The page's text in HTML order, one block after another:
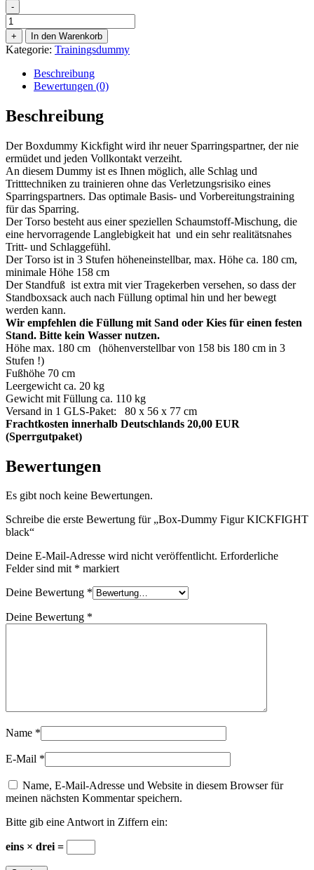
-
Box-
Dummy
Figur
KICKFIGHT
black
Menge
+ In den Warenkorb
Kategorie: Trainingsdummy
Beschreibung
Bewertungen (0)
Beschreibung
Der Boxdummy Kickfight wird ihr neuer Sparringspartner, der nie
ermüdet und jeden Vollkontakt verzeiht.
An diesem Dummy ist es Ihnen möglich, alle Schlag und
Tritttechniken zu trainieren ohne das Verletzungsrisiko eines
Sparringspartners. Das optimale Basis- und Vorbereitungstraining
für das Sparring.
Der Torso besteht aus einer speziellen Schaumstoff-Mischung, die
eine hervorragende Langlebigkeit hat und ein sehr realitätsnahes
Tritt- und Schlaggefühl.
Der Torso ist in 3 Stufen höheneinstellbar, max. Höhe ca. 180 cm,
minimale Höhe 158 cm
Der Standfuß ist extra mit vier Tragekerben versehen, so dass der
Standboxsack auch nach Füllung optimal hin und her bewegt
werden kann.
Wir empfehlen die Füllung mit Sand oder Kies für einen festen
Stand. Bitte kein Wasser nutzen.
Höhe max. 180 cm (höhenverstellbar von 158 bis 180 cm in 3
Stufen !)
Fußhöhe 70 cm
Leergewicht ca. 20 kg
Gewicht mit Füllung ca. 110 kg
Versand in 1 GLS-Paket: 80 x 56 x 77 cm
Frachtkosten innerhalb Deutschlands 20,00 EUR
(Sperrgutpaket)
Bewertungen
Es gibt noch keine Bewertungen.
Schreibe die erste Bewertung für „Box-Dummy Figur KICKFIGHT
black“
Deine E-Mail-Adresse wird nicht veröffentlicht. Erforderliche
Felder sind mit * markiert
Deine Bewertung *
Deine Bewertung *
Name *
E-Mail *
Name, E-Mail-Adresse und Website in diesem Browser für
meinen nächsten Kommentar speichern.
Bitte gib eine Antwort in Ziffern ein:
eins × drei =